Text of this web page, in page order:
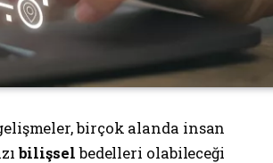
birçok alanda insan
bilişselbedelleri olabileceği